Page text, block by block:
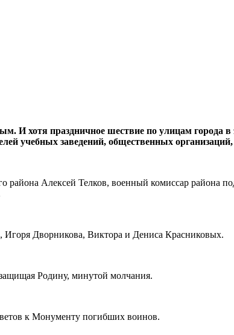
И хотя праздничное шествие по улицам города
учебных заведений, общественных
района Алексей Телков, военный комиссар района
Дворникова, Виктора и Дениса Красниковых.
Родину, минутой молчания.
к Монументу погибших воинов.